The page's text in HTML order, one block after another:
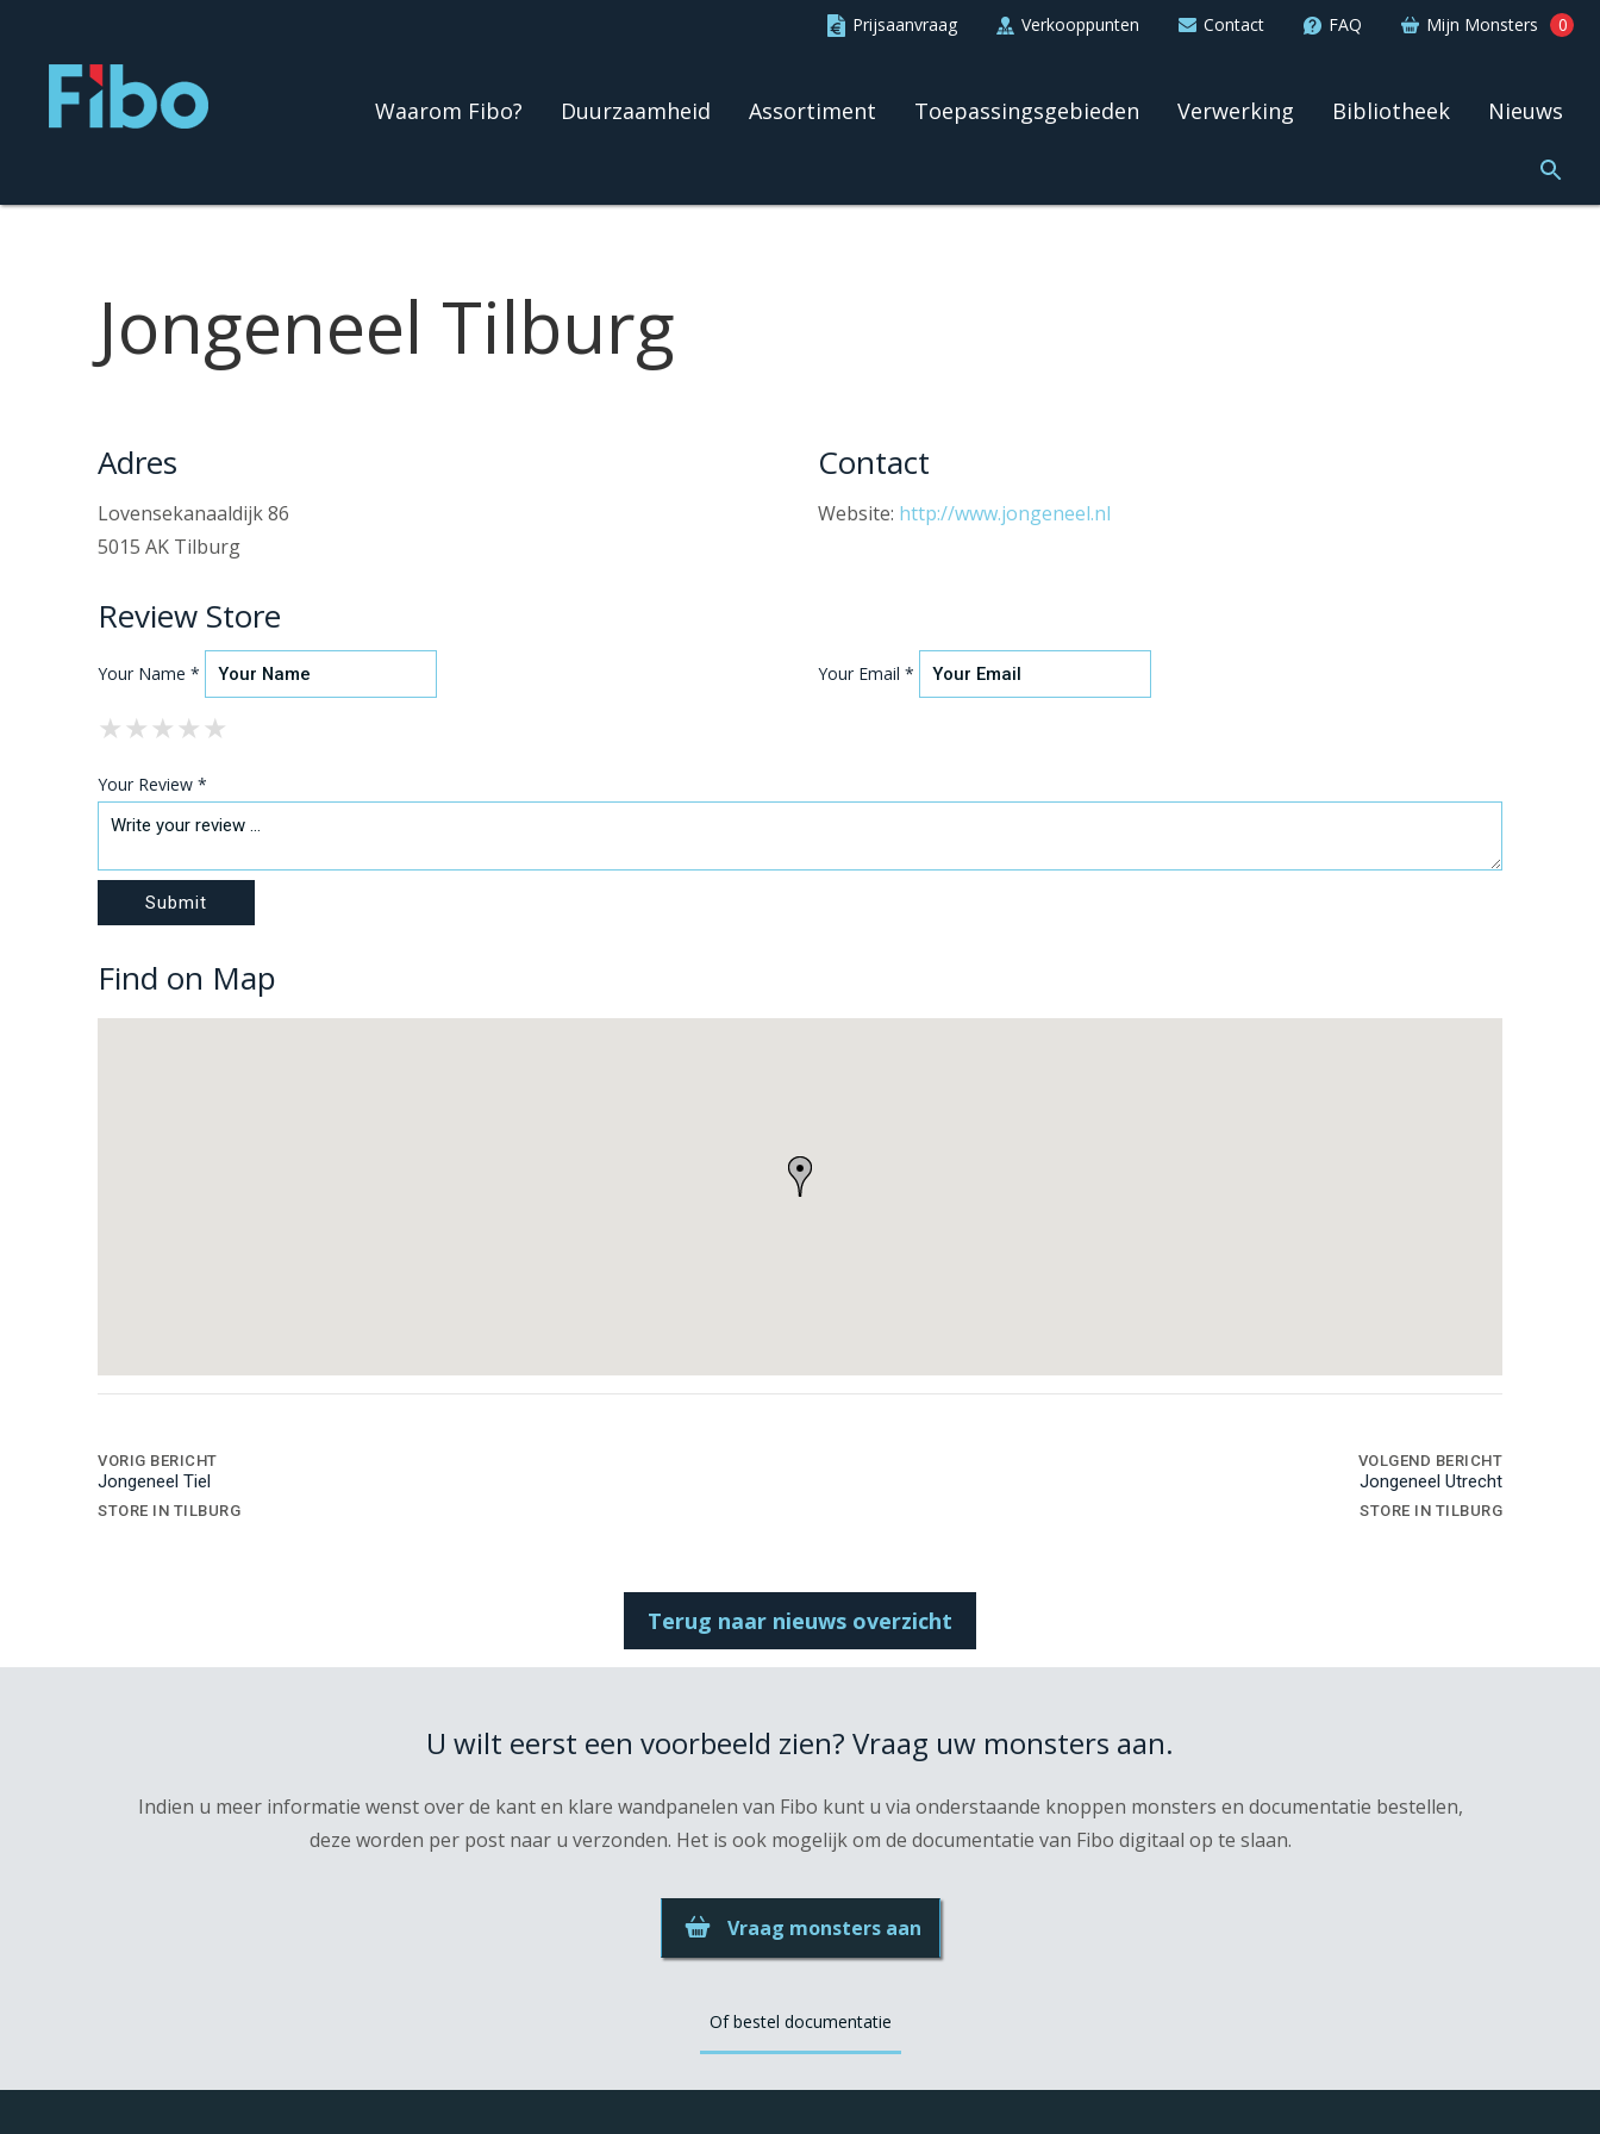
Prijsaanvraag Verkooppunten Contact FAQ Mijn Monsters 0
Waarom Fibo? Duurzaamheid Assortiment Toepassingsgebieden Verwerking Bibliotheek Nieuws
Jongeneel Tilburg
Adres
Lovensekanaaldijk 86
5015 AK Tilburg
Contact
Website: http://www.jongeneel.nl
Review Store
Your Name * Your Email *
★
★★
★★★
★★★★
★★★★★
Your Review *
Find on Map
Bericht
VORIG BERICHT
Jongeneel Tiel
STORE IN TILBURG
VOLGEND BERICHT
Jongeneel Utrecht
STORE IN TILBURG
Terug naar nieuws overzicht
U wilt eerst een voorbeeld zien? Vraag uw monsters aan.
Indien u meer informatie wenst over de kant en klare wandpanelen van Fibo kunt u via onderstaande knoppen monsters en documentatie bestellen,
deze worden per post naar u verzonden. Het is ook mogelijk om de documentatie van Fibo digitaal op te slaan.
Vraag monsters aan
Of bestel documentatie